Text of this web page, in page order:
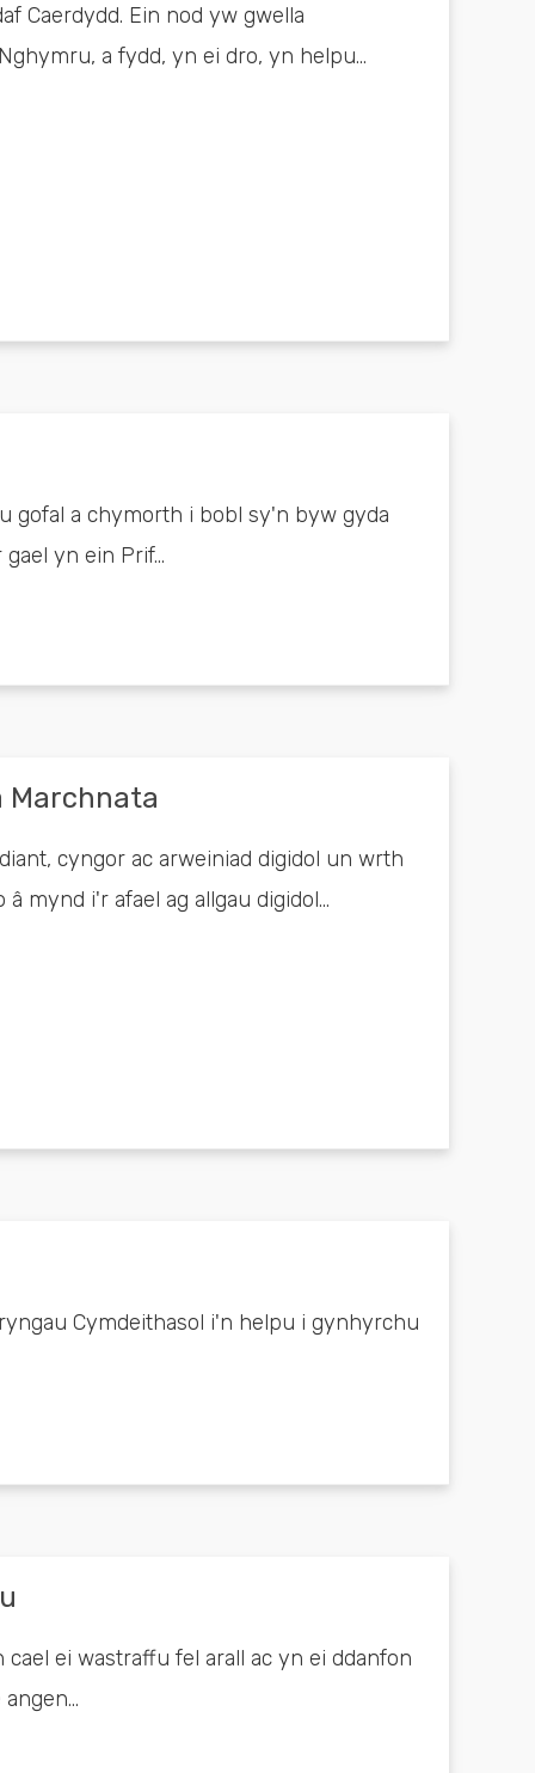
Caerdydd. Ein nod yw gwella
a fydd, yn ei dro, yn helpu...
gofal a chymorth i bobl sy'n byw gyda
yn ein Prif...
Marchnata
cyngor ac arweiniad digidol un wrth
mynd i'r afael ag allgau digidol...
Cymdeithasol i'n helpu i gynhyrchu
ei wastraffu fel arall ac yn ei ddanfon